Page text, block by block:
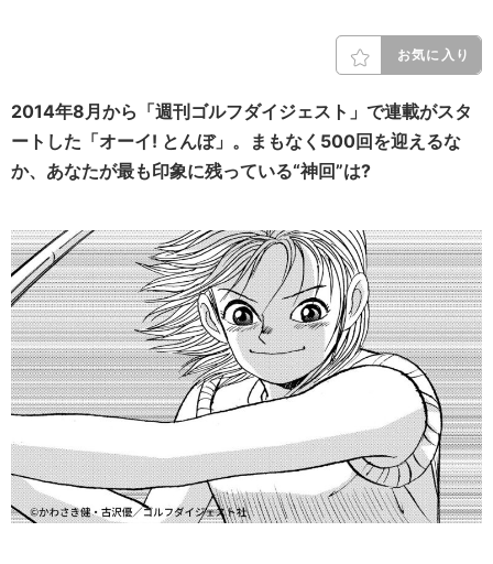
お気に入り
2014年8月から「週刊ゴルフダイジェスト」で連載がスタ
ートした「オーイ! とんぼ」。まもなく500回を迎えるな
か、あなたが最も印象に残っている“神回”は?